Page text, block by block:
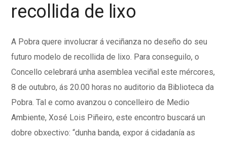
recollida de lixo
A Pobra quere involucrar á veciñanza no deseño do seu
futuro modelo de recollida de lixo. Para conseguilo, o
Concello celebrará unha asemblea veciñal este mércores,
8 de outubro, ás 20.00 horas no auditorio da Biblioteca da
Pobra. Tal e como avanzou o concelleiro de Medio
Ambiente, Xosé Lois Piñeiro, este encontro buscará un
dobre obxectivo: “dunha banda, expor á cidadanía as